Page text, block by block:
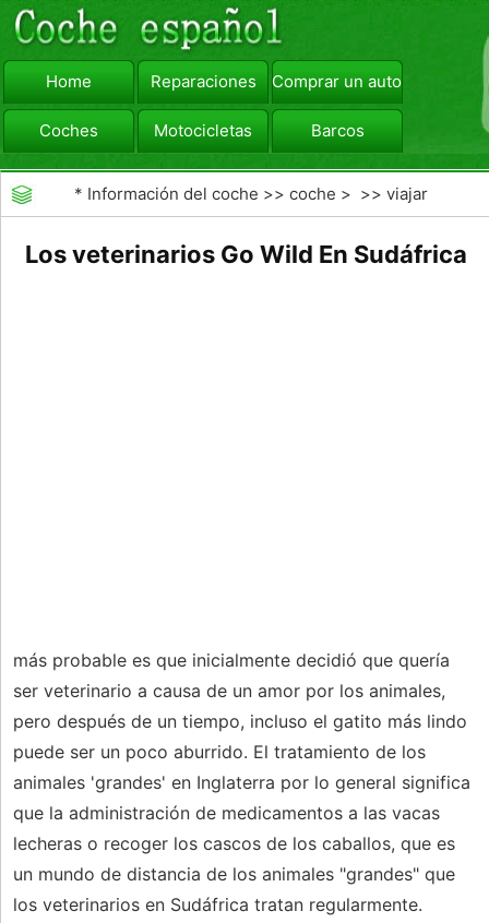
Home Reparaciones Comprar un automóvil
Coches Motocicletas Barcos
viajar Camiones
* Información del coche >>coche > >>viajar
Los veterinarios Go Wild En Sudáfrica
más probable es que inicialmente decidió que quería
ser veterinario a causa de un amor por los animales,
pero después de un tiempo, incluso el gatito más lindo
puede ser un poco aburrido. El tratamiento de los
animales 'grandes' en Inglaterra por lo general significa
que la administración de medicamentos a las vacas
lecheras o recoger los cascos de los caballos, que es
un mundo de distancia de los animales "grandes" que
los veterinarios en Sudáfrica tratan regularmente.